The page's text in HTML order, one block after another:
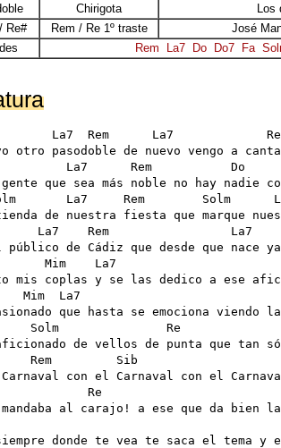
Chirigota
Los
Re#
Rem / Re 1º traste
José
Rem La7 Do Do7 Fa
La7  Rem      La7
otro pasodoble de nuevo vengo a
La7      Rem           Do
gente que sea más noble no hay nadie
La7     Rem        Solm
de nuestra fiesta que marque
La7    Rem
público de Cádiz que desde que nace
Mim    La7
mis coplas y se las dedico a ese
Mim  La7
que hasta se emociona viendo
Solm               Re
de vellos de punta que tan
Rem         Sib
con el Carnaval con el
Re
mandaba al carajo! a ese que da bien
donde te vea te saca el tema y